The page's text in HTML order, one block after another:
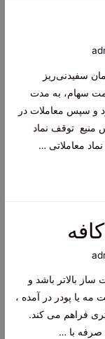
سفیدنی‌ریز
بیش از 20 درصدی قیمت سهام، به مدت
و سپس معاملات در
منیع توقف نماد
معاملاتی …
بالاتر باشد و
مه یا پودر در آمده ،
فراهم می کند.
با …